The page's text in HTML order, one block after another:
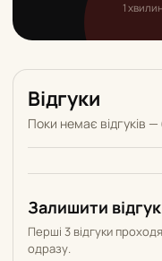
1
Відгуки
Поки немає відгуків
Залишити відгук
Перші 3 відгуки
одразу.